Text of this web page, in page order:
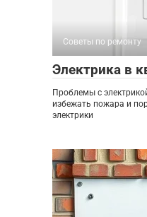
Советы по ремонту
Электрика в
Проблемы с
избежать пожара и
электрики